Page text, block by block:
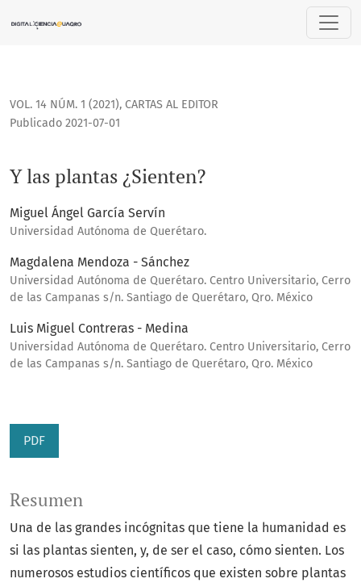
VOL. 14 NÚM. 1 (2021), CARTAS AL EDITOR
Y las plantas ¿Sienten?
Publicado 2021-07-01
Miguel Ángel García Servín
Universidad Autónoma de Querétaro.
Magdalena Mendoza - Sánchez
Universidad Autónoma de Querétaro. Centro Universitario, Cerro
de las Campanas s/n. Santiago de Querétaro, Qro. México
Luis Miguel Contreras - Medina
Universidad Autónoma de Querétaro. Centro Universitario, Cerro
de las Campanas s/n. Santiago de Querétaro, Qro. México
PDF
Resumen
Una de las grandes incógnitas que tiene la humanidad es
si las plantas sienten, y, de ser el caso, cómo sienten. Los
numerosos estudios científicos que existen sobre plantas